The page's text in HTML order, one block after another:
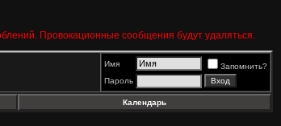
Провокационные сообщения будут удаляться.
Имя
Запомнить?
Пароль
Календарь